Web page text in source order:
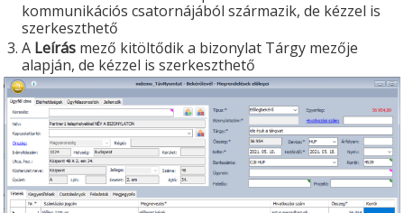
kommunikációs csatornájából származik, de kézzel is
szerkeszthető
A Leírás mező kitöltődik a bizonylat Tárgy mezője
alapján, de kézzel is szerkeszthető